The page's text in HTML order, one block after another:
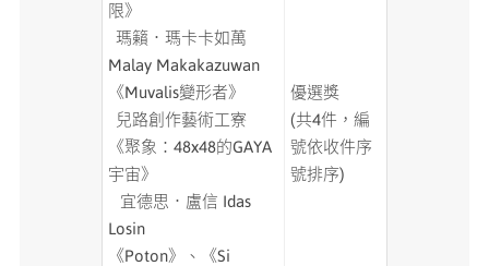
限》
瑪籟．瑪卡卡如萬
Malay Makakazuwan
《Muvalis變形者》
兒路創作藝術工寮
《聚象：48x48的GAYA
宇宙》
宜德思．盧信 Idas
Losin
《Poton》、《Si
優選獎
(共4件，編
號依收件序
號排序)